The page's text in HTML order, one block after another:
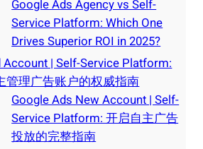
Google Ads Agency vs Self-
Service Platform: Which One
Drives Superior ROI in 2025?
Account | Self-Service Platform:
管理广告账户的权威指南
Google Ads New Account | Self-
Service Platform: 开启自主广告
投放的完整指南